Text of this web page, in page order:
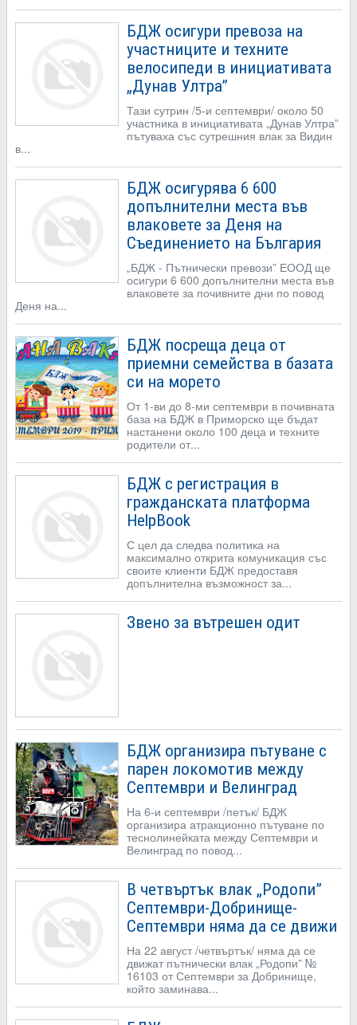
БДЖ осигури превоза на
участниците и техните
велосипеди в инициативата
„Дунав Ултра”
Тази сутрин /5-и септември/ около 50
участника в инициативата „Дунав Ултра”
пътуваха със сутрешния влак за Видин
в...
БДЖ осигурява 6 600
допълнителни места във
влаковете за Деня на
Съединението на България
„БДЖ - Пътнически превози” ЕООД ще
осигури 6 600 допълнителни места във
влаковете за почивните дни по повод
Деня на...
БДЖ посреща деца от
приемни семейства в базата
си на морето
От 1-ви до 8-ми септември в почивната
база на БДЖ в Приморско ще бъдат
настанени около 100 деца и техните
родители от...
БДЖ с регистрация в
гражданската платформа
HelpBook
С цел да следва политика на
максимално открита комуникация със
своите клиенти БДЖ предоставя
допълнителна възможност за...
Звено за вътрешен одит
БДЖ организира пътуване с
парен локомотив между
Септември и Велинград
На 6-и септември /петък/ БДЖ
организира атракционно пътуване по
теснолинейката между Септември и
Велинград по повод...
В четвъртък влак „Родопи”
Септември-Добринище-
Септември няма да се движи
На 22 август /четвъртък/ няма да се
движат пътнически влак „Родопи” №
16103 от Септември за Добринище,
който заминава...